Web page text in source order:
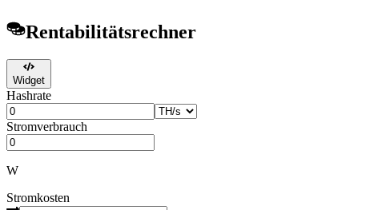
Rentabilitätsrechner
Widget
Hashrate
Stromverbrauch
W
Stromkosten